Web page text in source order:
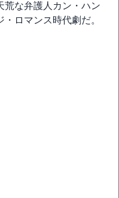
荒な弁護人カン・ハン
ロマンス時代劇だ。